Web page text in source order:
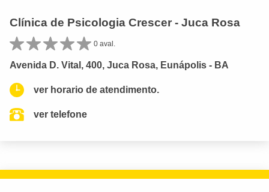
Clínica de Psicologia Crescer - Juca Rosa
0 aval.
Avenida D. Vital, 400, Juca Rosa, Eunápolis - BA
ver horario de atendimento.
ver telefone